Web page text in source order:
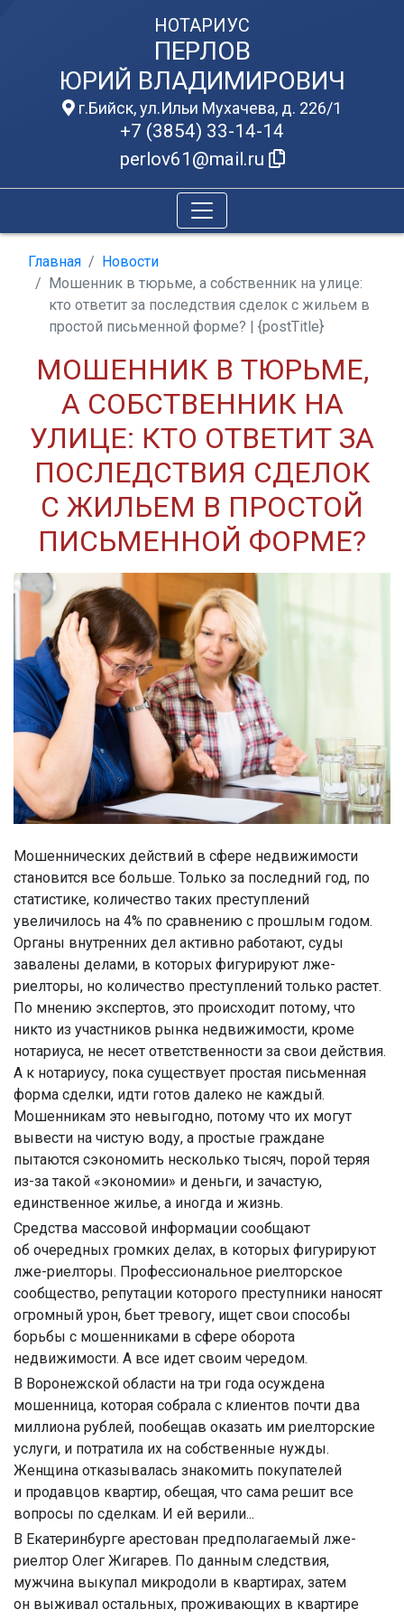
НОТАРИУС
ПЕРЛОВ
ЮРИЙ ВЛАДИМИРОВИЧ
г.Бийск, ул.Ильи Мухачева, д. 226/1
+7 (3854) 33-14-14
perlov61@mail.ru
Главная
Новости
Мошенник в тюрьме, а собственник на улице:
кто ответит за последствия сделок с жильем в
простой письменной форме? | {postTitle}
МОШЕННИК В ТЮРЬМЕ,
А СОБСТВЕННИК НА
УЛИЦЕ: КТО ОТВЕТИТ ЗА
ПОСЛЕДСТВИЯ СДЕЛОК
С ЖИЛЬЕМ В ПРОСТОЙ
ПИСЬМЕННОЙ ФОРМЕ?
Мошеннических действий в сфере недвижимости
становится все больше. Только за последний год, по
статистике, количество таких преступлений
увеличилось на 4% по сравнению с прошлым годом.
Органы внутренних дел активно работают, суды
завалены делами, в которых фигурируют лже-
риелторы, но количество преступлений только растет.
По мнению экспертов, это происходит потому, что
никто из участников рынка недвижимости, кроме
нотариуса, не несет ответственности за свои действия.
А к нотариусу, пока существует простая письменная
форма сделки, идти готов далеко не каждый.
Мошенникам это невыгодно, потому что их могут
вывести на чистую воду, а простые граждане
пытаются сэкономить несколько тысяч, порой теряя
из-за такой «экономии» и деньги, и зачастую,
единственное жилье, а иногда и жизнь.
Средства массовой информации сообщают
об очередных громких делах, в которых фигурируют
лже-риелторы. Профессиональное риелторское
сообщество, репутации которого преступники наносят
огромный урон, бьет тревогу, ищет свои способы
борьбы с мошенниками в сфере оборота
недвижимости. А все идет своим чередом.
В Воронежской области на три года осуждена
мошенница, которая собрала с клиентов почти два
миллиона рублей, пообещав оказать им риелторские
услуги, и потратила их на собственные нужды.
Женщина отказывалась знакомить покупателей
и продавцов квартир, обещая, что сама решит все
вопросы по сделкам. И ей верили...
В Екатеринбурге арестован предполагаемый лже-
риелтор Олег Жигарев. По данным следствия,
мужчина выкупал микродоли в квартирах, затем
он выживал остальных, проживающих в квартире